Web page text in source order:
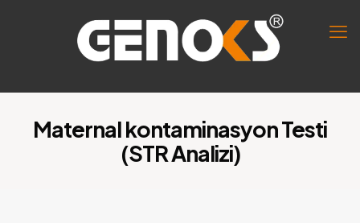
Maternal kontaminasyon Testi
(STR Analizi)